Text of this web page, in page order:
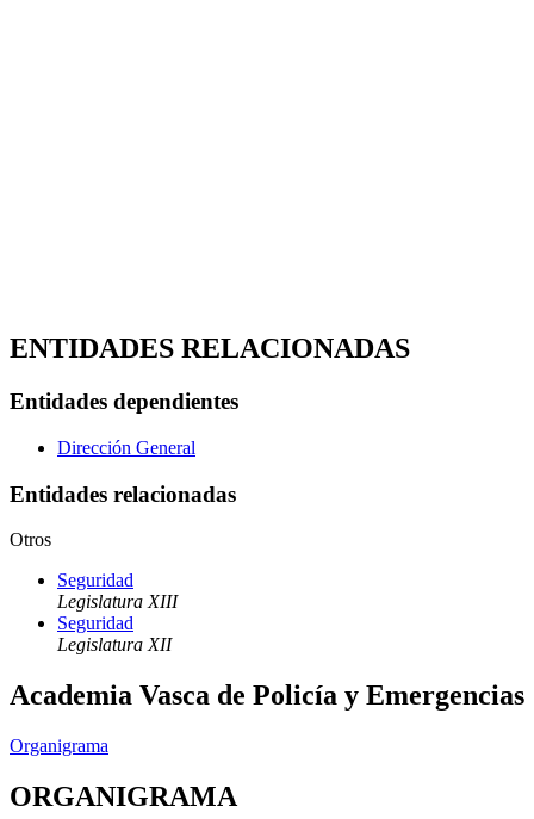
ENTIDADES RELACIONADAS
Entidades dependientes
Dirección General
Entidades relacionadas
Otros
Seguridad
Legislatura XIII
Seguridad
Legislatura XII
Academia Vasca de Policía y Emergencias
Organigrama
ORGANIGRAMA